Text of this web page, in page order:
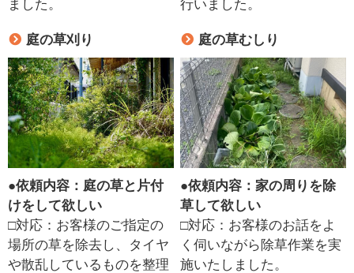
ました。
行いました。
庭の草刈り
●依頼内容：庭の草と片付
けをして欲しい
□対応：お客様のご指定の
場所の草を除去し、タイヤ
や散乱しているものを整理
庭の草むしり
●依頼内容：家の周りを除
草して欲しい
□対応：お客様のお話をよ
く伺いながら除草作業を実
施いたしました。